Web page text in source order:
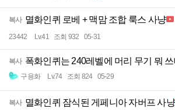
복사 멸화인퀴 로베 + 맥맘 조합 룩스 사냥
23442 Lv.41 조회 932 05-31
복사 폭화인퀴는 240레벨에 머리 무기 뭐
구용화 Lv.74 조회 824 05-29
복사 멸화인퀴 잠식된 게페니아 자버프 사냥